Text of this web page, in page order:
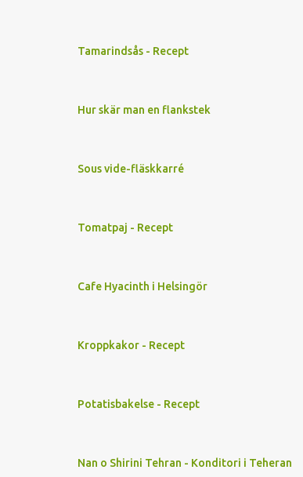
Tamarindsås - Recept
Hur skär man en flankstek
Sous vide-fläskkarré
Tomatpaj - Recept
Cafe Hyacinth i Helsingör
Kroppkakor - Recept
Potatisbakelse - Recept
Nan o Shirini Tehran - Konditori i Teheran